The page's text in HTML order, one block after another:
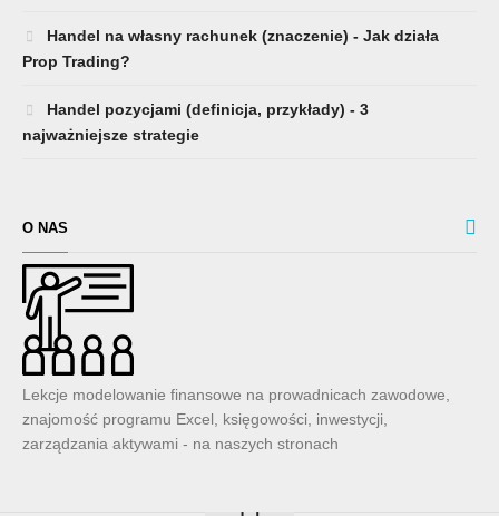
Handel na własny rachunek (znaczenie) - Jak działa
Prop Trading?
Handel pozycjami (definicja, przykłady) - 3
najważniejsze strategie
O NAS
Lekcje modelowanie finansowe na prowadnicach zawodowe,
znajomość programu Excel, księgowości, inwestycji,
zarządzania aktywami - na naszych stronach